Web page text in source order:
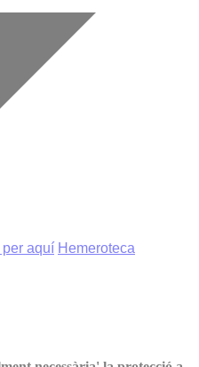
per aquí Hemeroteca